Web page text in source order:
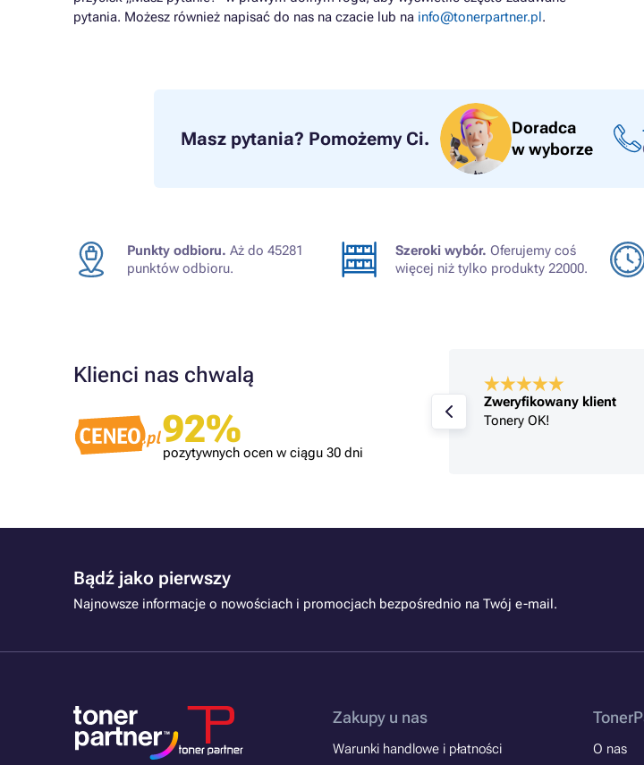
pytania. Możesz również napisać do nas na czacie lub na info@tonerpartner.pl.
Masz pytania? Pomożemy Ci.
Doradca
w wyborze
Punkty odbioru. Aż do 45281
punktów odbioru.
Szeroki wybór. Oferujemy coś
więcej niż tylko produkty 22000.
Klienci nas chwalą
92%
pozytywnych ocen w ciągu 30 dni
Polecam. Szybka wysyłka. Tusze dobrze
spakowane
Zweryfikowany klient
Tonery OK!
Bądź jako pierwszy
Najnowsze informacje o nowościach i promocjach bezpośrednio na Twój e-mail.
Zakupy u nas
Warunki handlowe i płatności
O nas